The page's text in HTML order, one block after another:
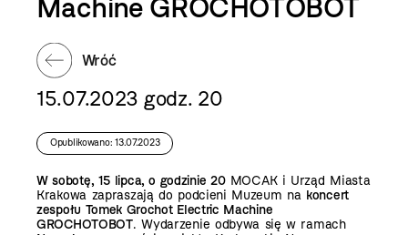
Machine GROCHOTOBOT
Wróć
15.07.2023 godz. 20
Opublikowano: 13.07.2023
Wsobotę, 15 lipca, o godzinie 20MOCAK i Urząd Miasta
Krakowa zapraszają do podcieni Muzeum na koncert
zespołu Tomek Grochot Electric Machine
GROCHOTOBOT. Wydarzenie odbywa się w ramach